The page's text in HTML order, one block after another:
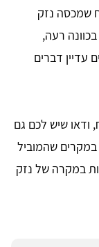
שמכסה נזק
רעה,
עדיין דברים
ודאו שיש לכם גם
שהמוביל
במקרה של נזק